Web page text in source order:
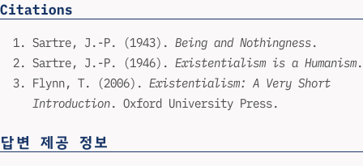
Citations
Sartre, J.-P. (1943). Being and Nothingness.
Sartre, J.-P. (1946). Existentialism is a Humanism.
Flynn, T. (2006). Existentialism: A Very Short
Introduction. Oxford University Press.
답변 제공 정보